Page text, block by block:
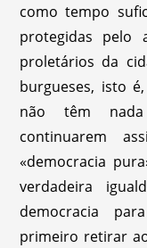
como tempo
protegidas pelo
proletários da
burgueses, isto
não têm
continuarem
«democracia
verdadeira
democracia
primeiro retirar